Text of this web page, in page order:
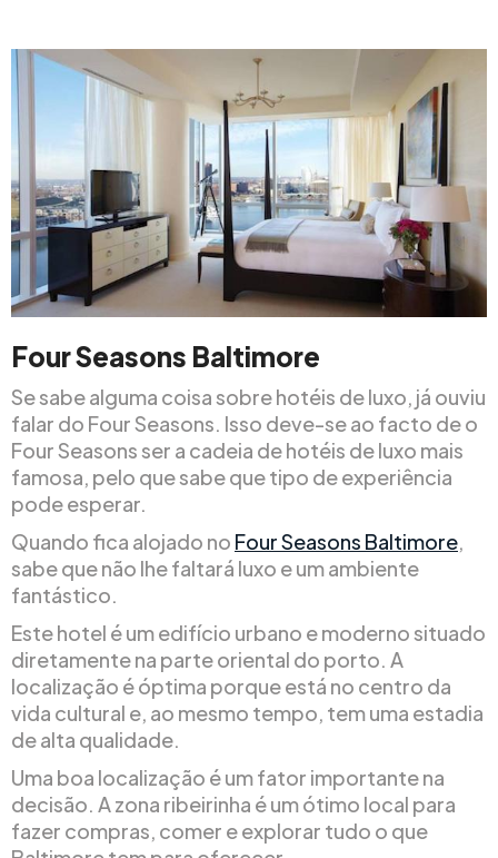
Four Seasons Baltimore
Se sabe alguma coisa sobre hotéis de luxo, já ouviu
falar do Four Seasons. Isso deve-se ao facto de o
Four Seasons ser a cadeia de hotéis de luxo mais
famosa, pelo que sabe que tipo de experiência
pode esperar.
Quando fica alojado no Four Seasons Baltimore,
sabe que não lhe faltará luxo e um ambiente
fantástico.
Este hotel é um edifício urbano e moderno situado
diretamente na parte oriental do porto. A
localização é óptima porque está no centro da
vida cultural e, ao mesmo tempo, tem uma estadia
de alta qualidade.
Uma boa localização é um fator importante na
decisão. A zona ribeirinha é um ótimo local para
fazer compras, comer e explorar tudo o que